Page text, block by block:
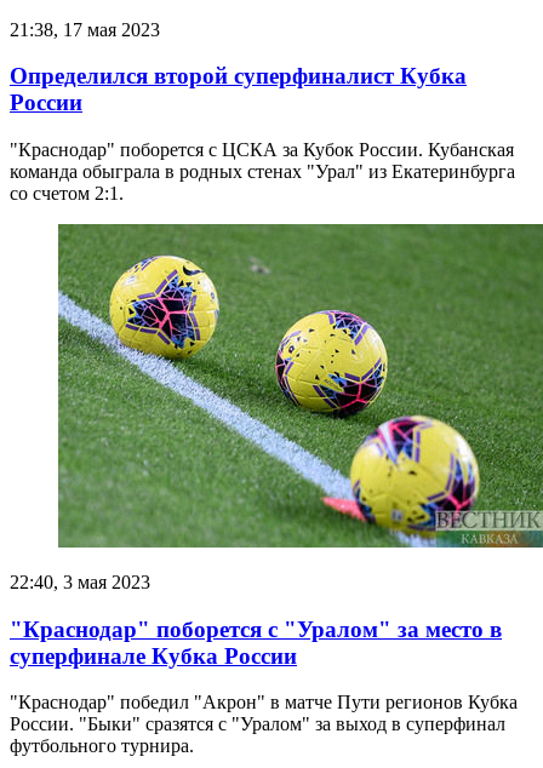
21:38, 17 мая 2023
Определился второй суперфиналист Кубка
России
"Краснодар" поборется с ЦСКА за Кубок России. Кубанская
команда обыграла в родных стенах "Урал" из Екатеринбурга
со счетом 2:1.
22:40, 3 мая 2023
"Краснодар" поборется с "Уралом" за место в
суперфинале Кубка России
"Краснодар" победил "Акрон" в матче Пути регионов Кубка
России. "Быки" сразятся с "Уралом" за выход в суперфинал
футбольного турнира.